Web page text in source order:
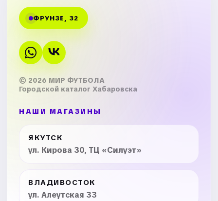
ФРУНЗЕ, 32
© 2026 МИР ФУТБОЛА
Городской каталог Хабаровска
НАШИ МАГАЗИНЫ
ЯКУТСК
ул. Кирова 30, ТЦ «Силуэт»
ВЛАДИВОСТОК
ул. Алеутская 33